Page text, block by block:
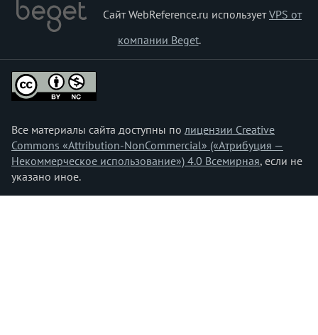
scrollbar-color
scrollbar-gutter
tab-size
table-layout
text-align
text-decoration
text-decoration-line
text-decoration-skip-ink
Сайт WebReference.ru используетVPS от
компании Beget.
Все материалы сайта доступны по лицензии Creative
Commons «Attribution-NonCommercial» («Атрибуция —
Некоммерческое использование») 4.0 Всемирная, если не
указано иное.